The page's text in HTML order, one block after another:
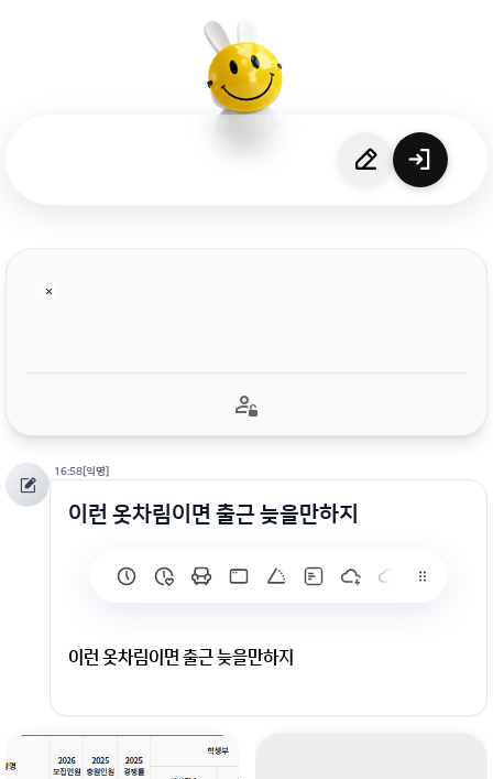
16:58[익명]
이런 옷차림이면 출근 늦을만하지
이런 옷차림이면 출근 늦을만하지
회원가입 혹은 광고 [X]를 누르면 내용이 보입니다